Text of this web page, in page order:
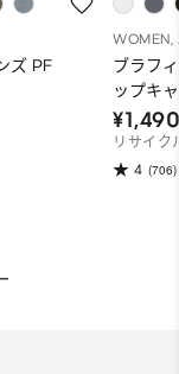
ズ PF
WOMEN,
ブラフ
ップキ
リサイク
4 (706)